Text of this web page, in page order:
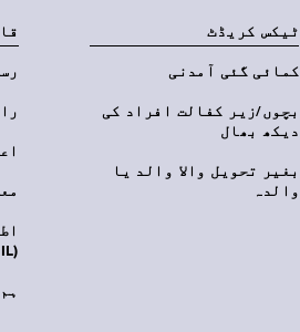
ٹیکس کریڈٹ
کمائی گئی آمدنی
بچوں/زیر کفالت افراد کی
دیکھ بھال
بغیر تحویل والا والد یا
والدہ
(FOIL)